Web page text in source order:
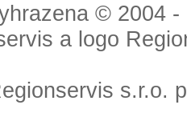
© 2004
a logo
s.r.o.